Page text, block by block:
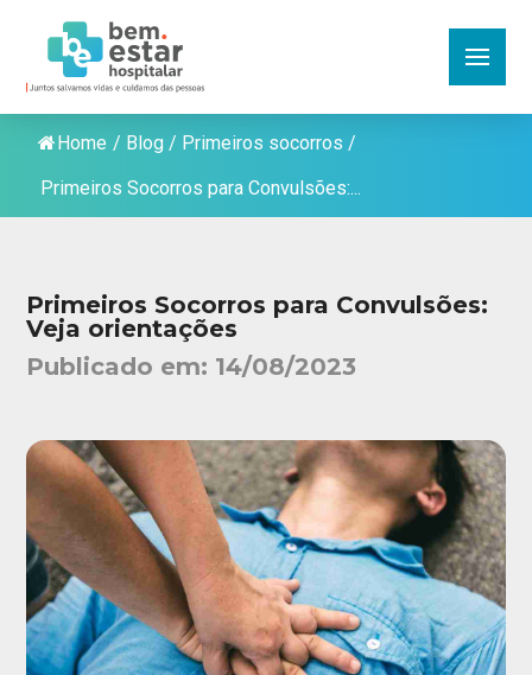
Home / Blog / Primeiros socorros /
Primeiros Socorros para Convulsões:...
Primeiros Socorros para Convulsões:
Veja orientações
Publicado em: 14/08/2023